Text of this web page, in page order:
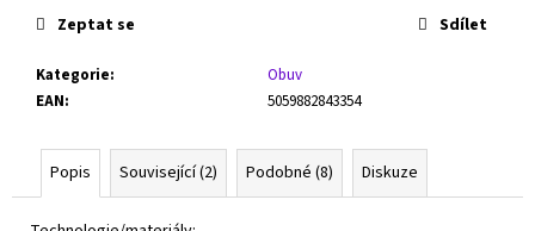
Kategorie:
Obuv
EAN: 5059882843354
Zeptat se Sdílet
Popis Související (2) Podobné (8) Diskuze